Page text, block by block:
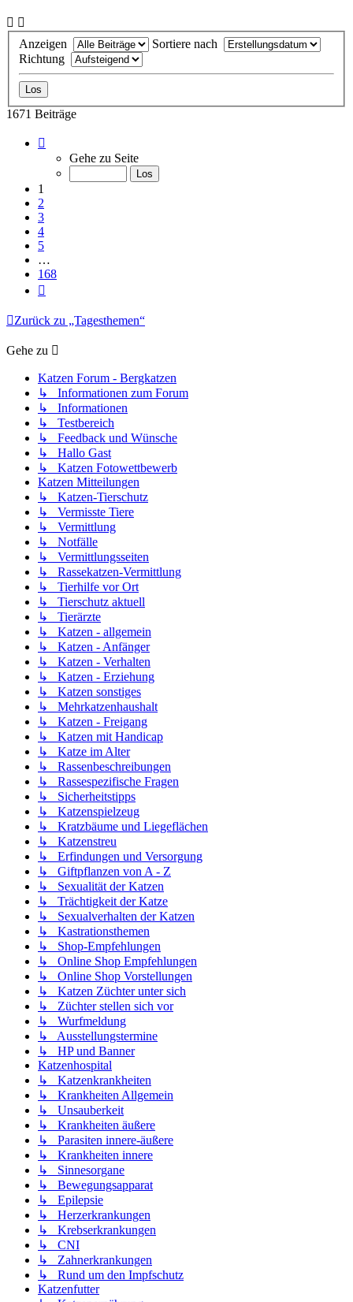
Anzeigen
Sortiere nach
Richtung
1671 Beiträge
von
Gehe zu Seite
1
2
3
4
5
…
168
Zurück zu „Tagesthemen“
Gehe zu
Katzen Forum - Bergkatzen
↳ Informationen zum Forum
↳ Informationen
↳ Testbereich
↳ Feedback und Wünsche
↳ Hallo Gast
↳ Katzen Fotowettbewerb
Katzen Mitteilungen
↳ Katzen-Tierschutz
↳ Vermisste Tiere
↳ Vermittlung
↳ Notfälle
↳ Vermittlungsseiten
↳ Rassekatzen-Vermittlung
↳ Tierhilfe vor Ort
↳ Tierschutz aktuell
↳ Tierärzte
↳ Katzen - allgemein
↳ Katzen - Anfänger
↳ Katzen - Verhalten
↳ Katzen - Erziehung
↳ Katzen sonstiges
↳ Mehrkatzenhaushalt
↳ Katzen - Freigang
↳ Katzen mit Handicap
↳ Katze im Alter
↳ Rassenbeschreibungen
↳ Rassespezifische Fragen
↳ Sicherheitstipps
↳ Katzenspielzeug
↳ Kratzbäume und Liegeflächen
↳ Katzenstreu
↳ Erfindungen und Versorgung
↳ Giftpflanzen von A - Z
↳ Sexualität der Katzen
↳ Trächtigkeit der Katze
↳ Sexualverhalten der Katzen
↳ Kastrationsthemen
↳ Shop-Empfehlungen
↳ Online Shop Empfehlungen
↳ Online Shop Vorstellungen
↳ Katzen Züchter unter sich
↳ Züchter stellen sich vor
↳ Wurfmeldung
↳ Ausstellungstermine
↳ HP und Banner
Katzenhospital
↳ Katzenkrankheiten
↳ Krankheiten Allgemein
↳ Unsauberkeit
↳ Krankheiten äußere
↳ Parasiten innere-äußere
↳ Krankheiten innere
↳ Sinnesorgane
↳ Bewegungsapparat
↳ Epilepsie
↳ Herzerkrankungen
↳ Krebserkrankungen
↳ CNI
↳ Zahnerkrankungen
↳ Rund um den Impfschutz
Katzenfutter